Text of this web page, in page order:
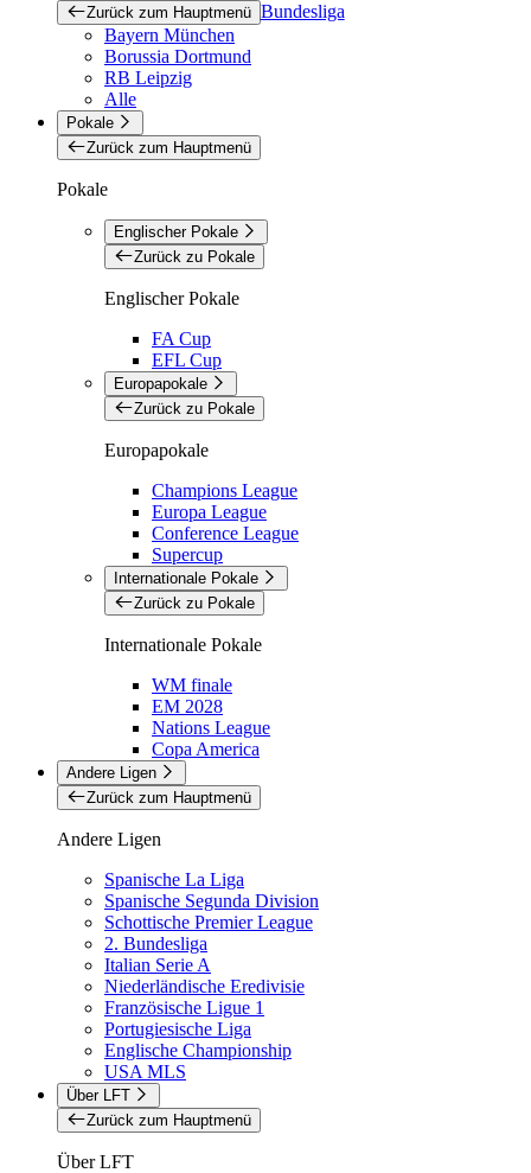
Zurück zum Hauptmenü Bundesliga
Bayern München
Borussia Dortmund
RB Leipzig
Alle
Pokale
Zurück zum Hauptmenü
Pokale
Englischer Pokale
Zurück zu Pokale
Englischer Pokale
FA Cup
EFL Cup
Europapokale
Zurück zu Pokale
Europapokale
Champions League
Europa League
Conference League
Supercup
Internationale Pokale
Zurück zu Pokale
Internationale Pokale
WM finale
EM 2028
Nations League
Copa America
Andere Ligen
Zurück zum Hauptmenü
Andere Ligen
Spanische La Liga
Spanische Segunda Division
Schottische Premier League
2. Bundesliga
Italian Serie A
Niederländische Eredivisie
Französische Ligue 1
Portugiesische Liga
Englische Championship
USA MLS
Über LFT
Zurück zum Hauptmenü
Über LFT